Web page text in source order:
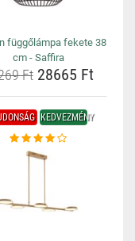
függőlámpa fekete 38
cm - Saffira
Ft28665 Ft
KEDVEZMÉNY